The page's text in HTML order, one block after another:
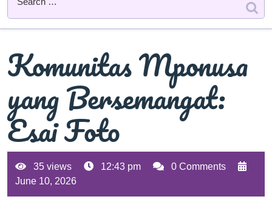
Komunitas Mponusa
yang Bersemangat:
Esai Foto
35 views 12:43 pm
0 Comments
June 10, 2026